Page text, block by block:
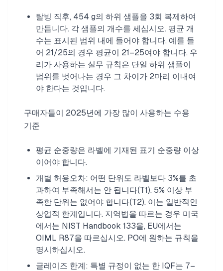
탈빙 직후, 454 g의 하위 샘플을 3회 복제하여
만듭니다. 각 샘플의 개수를 세십시오. 평균 개
수는 표시된 범위 내에 들어야 합니다. 예를 들
어 21/25의 경우 평균이 21–25여야 합니다. 우
리가 사용하는 실무 규칙은 단일 하위 샘플이
범위를 벗어나는 경우 그 차이가 2마리 이내여
야 한다는 것입니다.
구매자들이 2025년에 가장 많이 사용하는 수용
기준
평균 순중량은 라벨에 기재된 표기 순중량 이상
이어야 합니다.
개별 허용오차: 어떤 단위도 라벨보다 3%를 초
과하여 부족해서는 안 됩니다(T1). 5% 이상 부
족한 단위는 없어야 합니다(T2). 이는 일반적인
상업적 한계입니다. 지역법을 따르는 경우 미국
에서는 NIST Handbook 133을, EU에서는
OIML R87을 따르십시오. PO에 원하는 규칙을
명시하십시오.
글레이즈 한계: 특별 규정이 없는 한 IQF는 7–